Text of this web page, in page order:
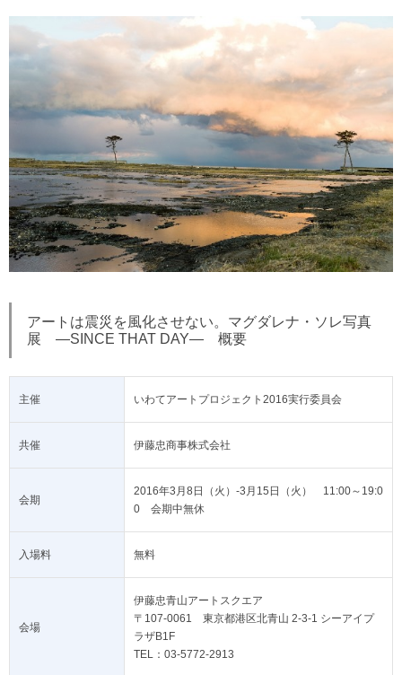
アートは震災を風化させない。マグダレナ・ソレ写真
展 —SINCE THAT DAY— 概要
主催 いわてアートプロジェクト2016実行委員会
共催 伊藤忠商事株式会社
会期
2016年3月8日（火）-3月15日（火） 11:00～19:0
0 会期中無休
入場料 無料
会場
伊藤忠青山アートスクエア
〒107-0061 東京都港区北青山 2-3-1 シーアイプ
ラザB1F
TEL：03-5772-2913